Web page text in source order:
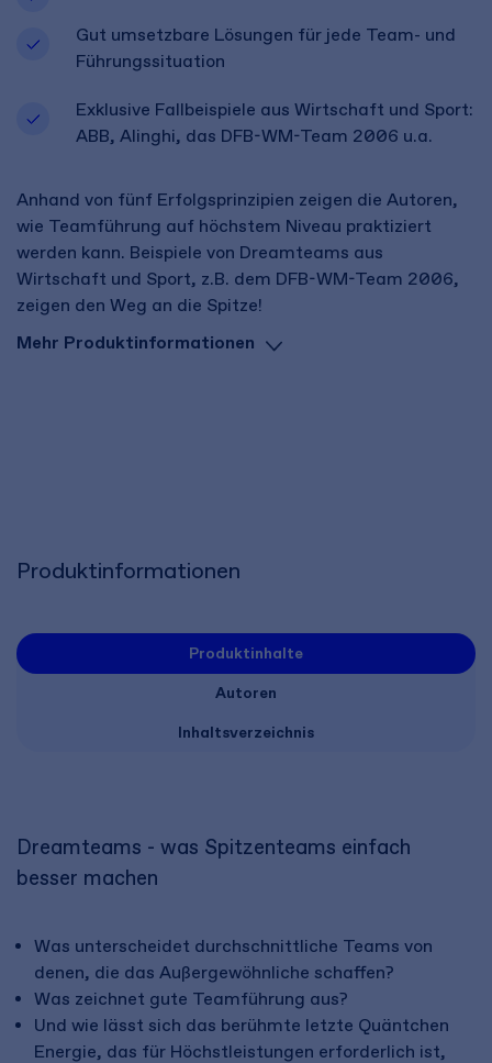
Gut umsetzbare Lösungen für jede Team- und
Führungssituation
Exklusive Fallbeispiele aus Wirtschaft und Sport:
ABB, Alinghi, das DFB-WM-Team 2006 u.a.
Anhand von fünf Erfolgsprinzipien zeigen die Autoren,
wie Teamführung auf höchstem Niveau praktiziert
werden kann. Beispiele von Dreamteams aus
Wirtschaft und Sport, z.B. dem DFB-WM-Team 2006,
zeigen den Weg an die Spitze!
Mehr Produktinformationen
Produktinformationen
Produktinhalte
Autoren
Inhaltsverzeichnis
Dreamteams - was Spitzenteams einfach
besser machen
Was unterscheidet durchschnittliche Teams von
denen, die das Außergewöhnliche schaffen?
Was zeichnet gute Teamführung aus?
Und wie lässt sich das berühmte letzte Quäntchen
Energie, das für Höchstleistungen erforderlich ist,